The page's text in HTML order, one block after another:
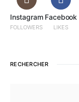
Instagram
FOLLOWERS
Facebook
LIKES
RECHERCHER